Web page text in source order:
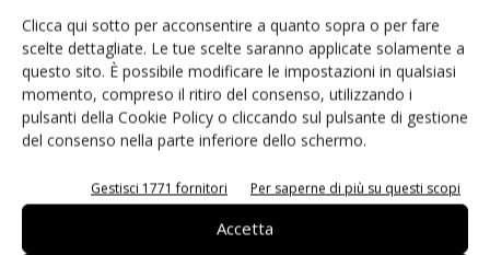
Clicca qui sotto per acconsentire a quanto sopra o per fare
scelte dettagliate. Le tue scelte saranno applicate solamente a
questo sito. È possibile modificare le impostazioni in qualsiasi
momento, compreso il ritiro del consenso, utilizzando i
pulsanti della Cookie Policy o cliccando sul pulsante di gestione
del consenso nella parte inferiore dello schermo.
Gestisci 1771 fornitori Per saperne di più su questi scopi
Accetta